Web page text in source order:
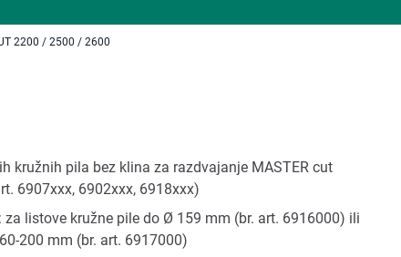
2200 / 2500 / 2600
kružnih pila bez klina za razdvajanje MASTER cut
6907xxx, 6902xxx, 6918xxx)
listove kružne pile do Ø 159 mm (br. art. 6916000) ili
200 mm (br. art. 6917000)